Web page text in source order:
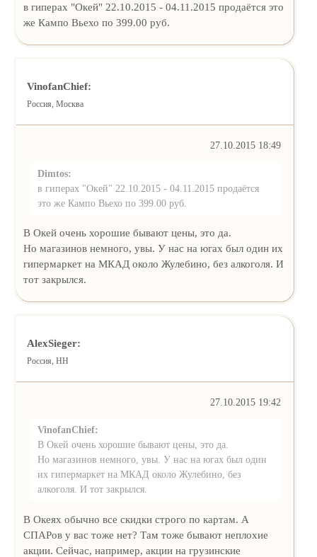
в гиперах "Окей" 22.10.2015 - 04.11.2015 продаётся это
же Кампо Вьехо по 399.00 руб.
VinofanChief:
Россия, Москва
27.10.2015 18:49
Dimtos:
в гиперах "Окей" 22.10.2015 - 04.11.2015 продаётся
это же Кампо Вьехо по 399.00 руб.
В Окей очень хорошие бывают цены, это да.
Но магазинов немного, увы. У нас на югах был один их
гипермаркет на МКАД около Жулебино, без алкоголя. И
тот закрылся.
AlexSieger:
Россия, НН
27.10.2015 19:42
VinofanChief:
В Окей очень хорошие бывают цены, это да.
Но магазинов немного, увы. У нас на югах был один
их гипермаркет на МКАД около Жулебино, без
алкоголя. И тот закрылся.
В Океях обычно все скидки строго по картам. А
СПАРов у вас тоже нет? Там тоже бывают неплохие
акции. Сейчас, например, акции на грузинские